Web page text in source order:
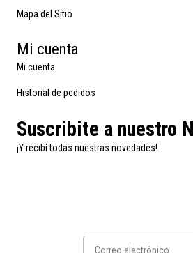
Mapa del Sitio
Mi cuenta
Mi cuenta
Historial de pedidos
Suscribite a nuestro
¡Y recibí todas nuestras novedades!